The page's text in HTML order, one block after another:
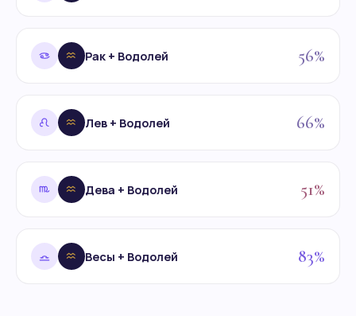
Рак + Водолей 56%
Лев + Водолей 66%
Дева + Водолей 51%
Весы + Водолей 83%